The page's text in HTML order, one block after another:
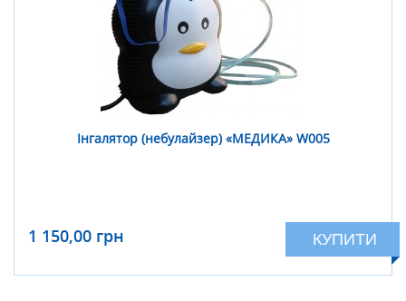
Інгалятор (небулайзер) «МЕДИКА» W005
1 150,00 грн КУПИТИ